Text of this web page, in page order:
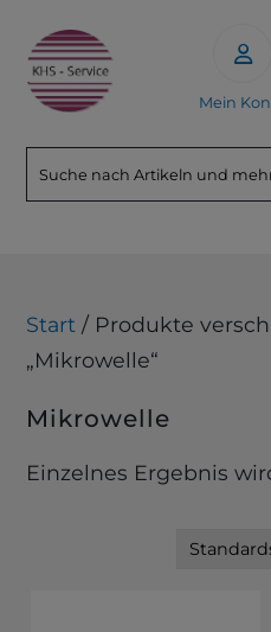
Mein
Start / Produkte
„Mikrowelle“
Mikrowelle
Einzelnes Ergebnis